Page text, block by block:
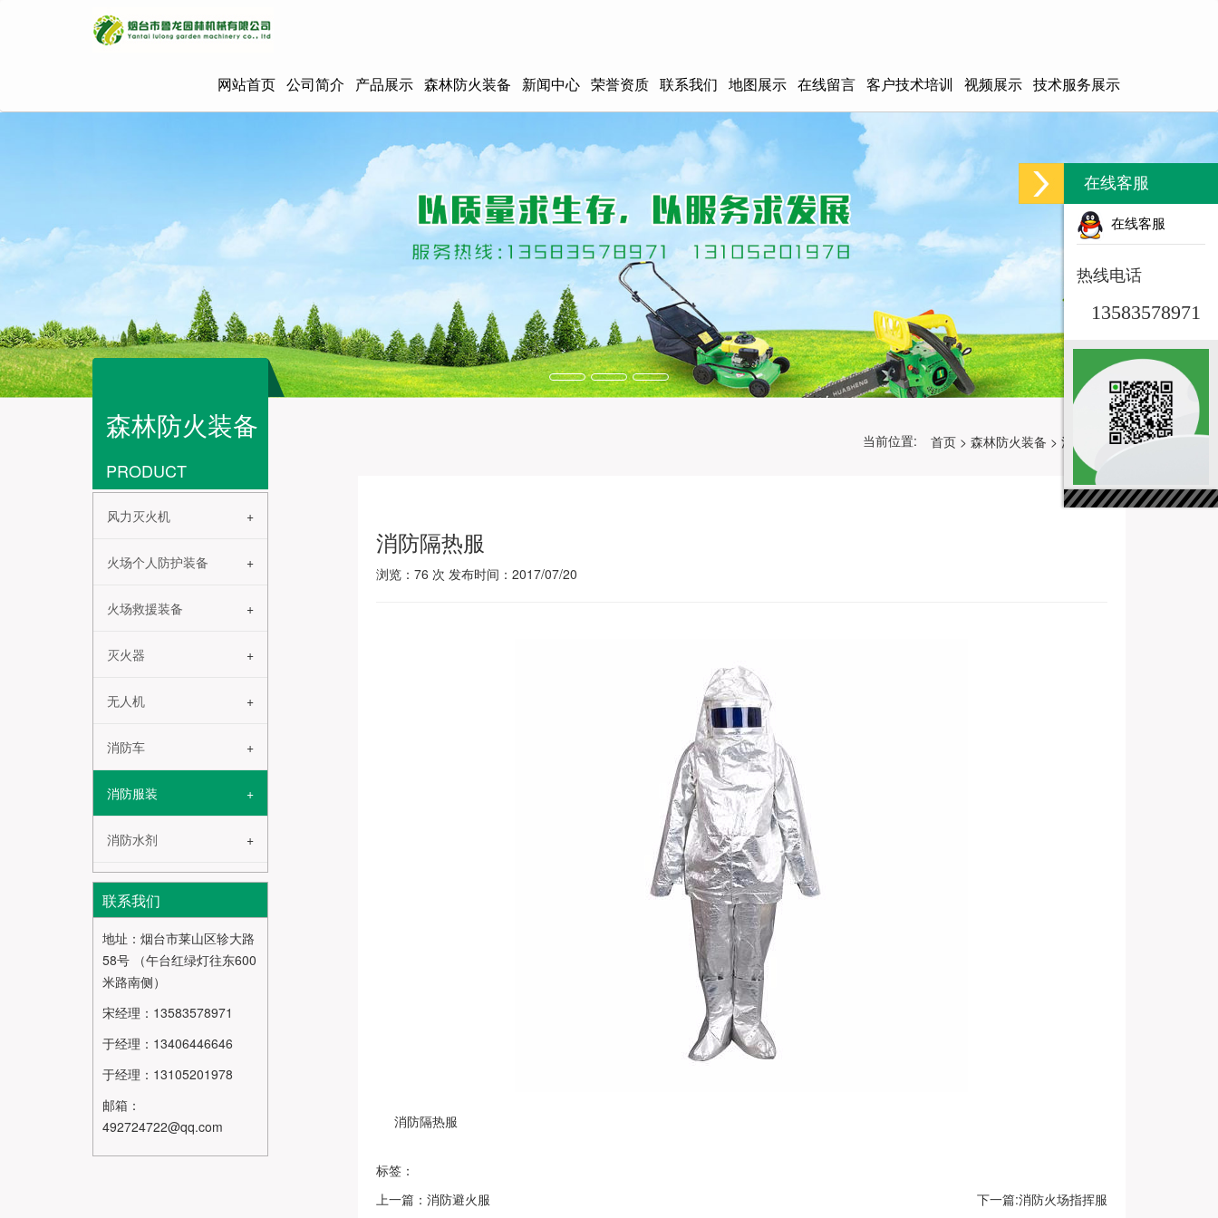
网站首页 公司简介 产品展示 森林防火装备 新闻中心 荣誉资质 联系我们 地图展示 在线留言 客户技术培训 视频展示 技术服务展示
当前位置: 首页 > 森林防火装备 > 消防服装
森林防火装备
PRODUCT
风力灭火机
火场个人防护装备
火场救援装备
灭火器
无人机
消防车
消防服装
消防水剂
联系我们
地址：烟台市莱山区轸大路
58号 （午台红绿灯往东600
米路南侧）
宋经理：13583578971
于经理：13406446646
于经理：13105201978
邮箱：
492724722@qq.com
消防隔热服
浏览： 76 次 发布时间：2017/07/20
消防隔热服
标签：
上一篇：消防避火服
下一篇:消防火场指挥服
在线客服
在线客服
热线电话
13583578971